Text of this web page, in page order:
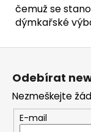
čemuž se
dýmkařské
Odebírat
Nezmeškejte
E-mail